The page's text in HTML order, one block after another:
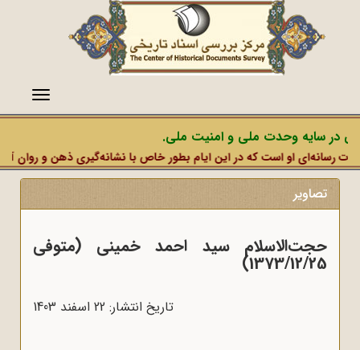
منو
سایه وحدت ملی و امنیت ملی.
او است که در این ایام بطور خاص با نشانه‌گیری ذهن و روان
تصاویر
حجت‌الاسلام سید احمد خمینی (متوفی
1373/12/25)
تاریخ انتشار: 22 اسفند 1403